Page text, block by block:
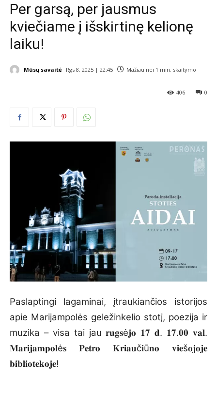
Per garsą, per jausmus
kviečiame į išskirtinę kelionę
laiku!
Mūsų savaitė Rgs 8, 2025 | 22:45 Mažiau nei 1 min. skaitymo
0
406
Paslaptingi lagaminai, įtraukiančios istorijos
apie Marijampolės geležinkelio stotį, poezija ir
muzika – visa tai jau 𝐫𝐮𝐠𝐬ė𝐣𝐨 𝟏𝟕 𝐝. 𝟏𝟕.𝟎𝟎 𝐯𝐚𝐥.
𝐌𝐚𝐫𝐢𝐣𝐚𝐦𝐩𝐨𝐥ė𝐬 𝐏𝐞𝐭𝐫𝐨 𝐊𝐫𝐢𝐚𝐮č𝐢ū𝐧𝐨 𝐯𝐢𝐞š𝐨𝐣𝐨𝐣𝐞
𝐛𝐢𝐛𝐥𝐢𝐨𝐭𝐞𝐤𝐨𝐣𝐞!